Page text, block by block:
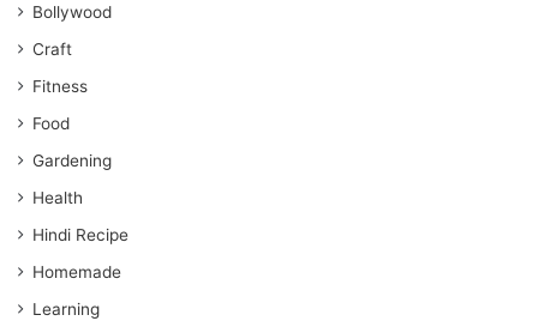
Bollywood
Craft
Fitness
Food
Gardening
Health
Hindi Recipe
Homemade
Learning